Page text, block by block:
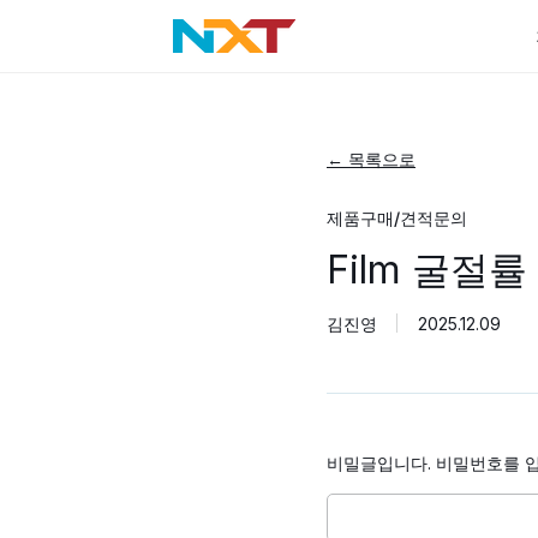
← 목록으로
제품구매/견적문의
Film 굴절
김진영 2025.12.09
비밀글입니다. 비밀번호를